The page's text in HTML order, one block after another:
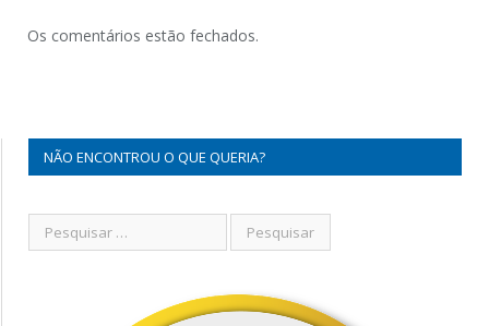
Os comentários estão fechados.
NÃO ENCONTROU O QUE QUERIA?